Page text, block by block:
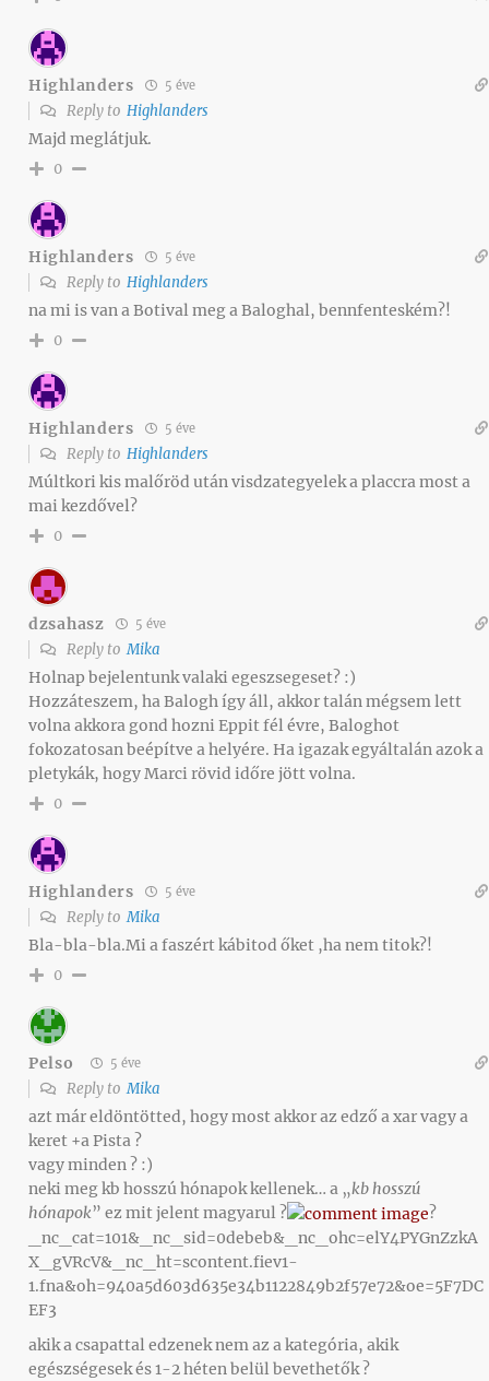
Highlanders 5 éve
Reply to Highlanders
Majd meglátjuk.
0
Highlanders 5 éve
Reply to Highlanders
na mi is van a Botival meg a Baloghal, bennfenteském?!
0
Highlanders 5 éve
Reply to Highlanders
Múltkori kis malőröd után visdzategyelek a placcra most a
mai kezdővel?
0
dzsahasz 5 éve
Reply toMika
Holnap bejelentunk valaki egeszsegeset? :)
Hozzáteszem, ha Balogh így áll, akkor talán mégsem lett
volna akkora gond hozni Eppit fél évre, Baloghot
fokozatosan beépítve a helyére. Ha igazak egyáltalán azok a
pletykák, hogy Marci rövid időre jött volna.
0
Highlanders 5 éve
Reply toMika
Bla-bla-bla.Mi a faszért kábitod őket ,ha nem titok?!
0
Pelso 5 éve
Reply toMika
azt már eldöntötted, hogy most akkor az edző a xar vagy a
keret +a Pista ?
vagy minden ? :)
neki meg kb hosszú hónapok kellenek… a „kb hosszú
hónapok” ez mit jelent magyarul ?
?
_nc_cat=101&_nc_sid=0debeb&_nc_ohc=elY4PYGnZzkA
X_gVRcV&_nc_ht=scontent.fiev1-
1.fna&oh=940a5d603d635e34b1122849b2f57e72&oe=5F7DC
EF3
akik a csapattal edzenek nem az a kategória, akik
egészségesek és 1-2 héten belül bevethetők ?